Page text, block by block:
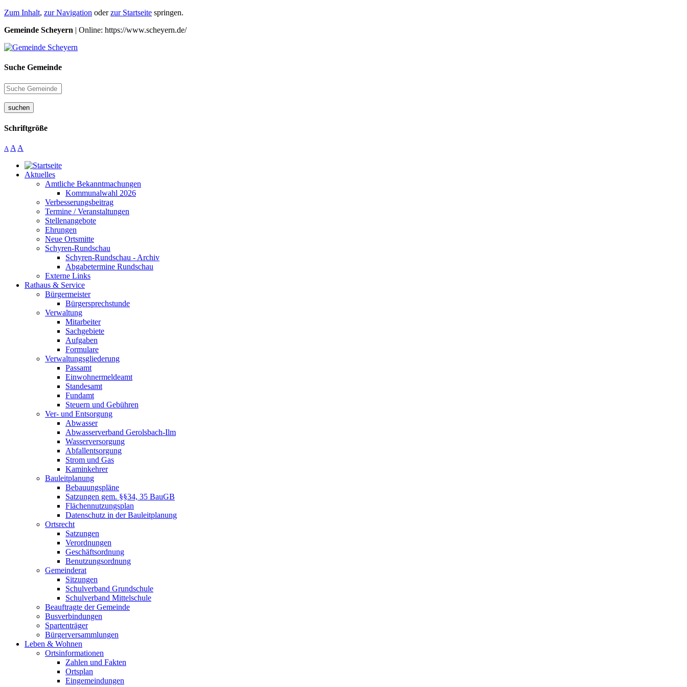
Zum Inhalt, zur Navigation oderzur Startseite springen.
Gemeinde Scheyern | Online: https://www.scheyern.de/
Suche Gemeinde
suchen
Schriftgröße
A A A
Aktuelles
Amtliche Bekanntmachungen
Kommunalwahl 2026
Verbesserungsbeitrag
Termine / Veranstaltungen
Stellenangebote
Ehrungen
Neue Ortsmitte
Schyren-Rundschau
Schyren-Rundschau - Archiv
Abgabetermine Rundschau
Externe Links
Rathaus & Service
Bürgermeister
Bürgersprechstunde
Verwaltung
Mitarbeiter
Sachgebiete
Aufgaben
Formulare
Verwaltungsgliederung
Passamt
Einwohnermeldeamt
Standesamt
Fundamt
Steuern und Gebühren
Ver- und Entsorgung
Abwasser
Abwasserverband Gerolsbach-Ilm
Wasserversorgung
Abfallentsorgung
Strom und Gas
Kaminkehrer
Bauleitplanung
Bebauungspläne
Satzungen gem. §§34, 35 BauGB
Flächennutzungsplan
Datenschutz in der Bauleitplanung
Ortsrecht
Satzungen
Verordnungen
Geschäftsordnung
Benutzungsordnung
Gemeinderat
Sitzungen
Schulverband Grundschule
Schulverband Mittelschule
Beauftragte der Gemeinde
Busverbindungen
Spartenträger
Bürgerversammlungen
Leben & Wohnen
Ortsinformationen
Zahlen und Fakten
Ortsplan
Eingemeindungen